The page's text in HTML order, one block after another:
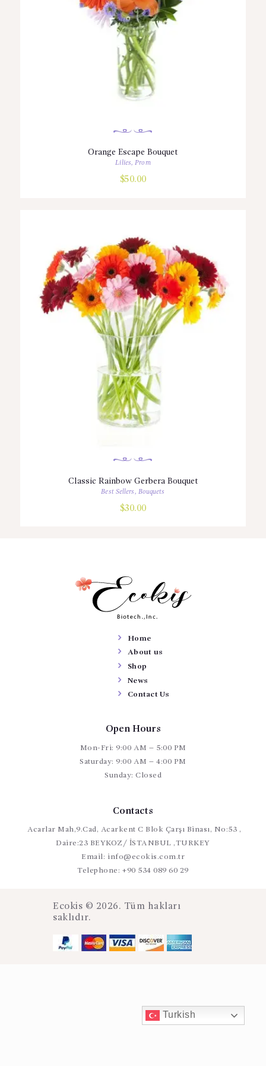
Orange Escape Bouquet
Lilies,Prom
$50.00
varyasyonu
var.
Seçenekler
ürün
sayfasından
seçilebilir
Classic Rainbow Gerbera Bouquet
Best Sellers, Bouquets
$30.00
Seçenekler
sayfasından
Home
About us
Shop
News
Contact Us
Open Hours
Mon-Fri: 9:00 AM – 5:00 PM
Saturday: 9:00 AM – 4:00 PM
Sunday: Closed
Contacts
Acarlar Mah,9.Cad, Acarkent C Blok Çarşı Binası, No:53 ,
Daire:23 BEYKOZ/ İSTANBUL ,TURKEY
Email: info@ecokis.com.tr
Telephone: +90 534 089 60 29
Ecokis © 2026. Tüm hakları
saklıdır.
Turkish